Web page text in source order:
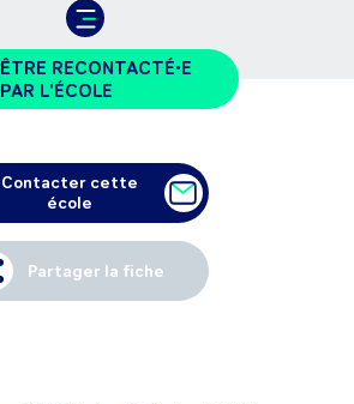
ÊTRE RECONTACTÉ•E
PAR L'ÉCOLE
Contacter cette
école
Partager la fiche